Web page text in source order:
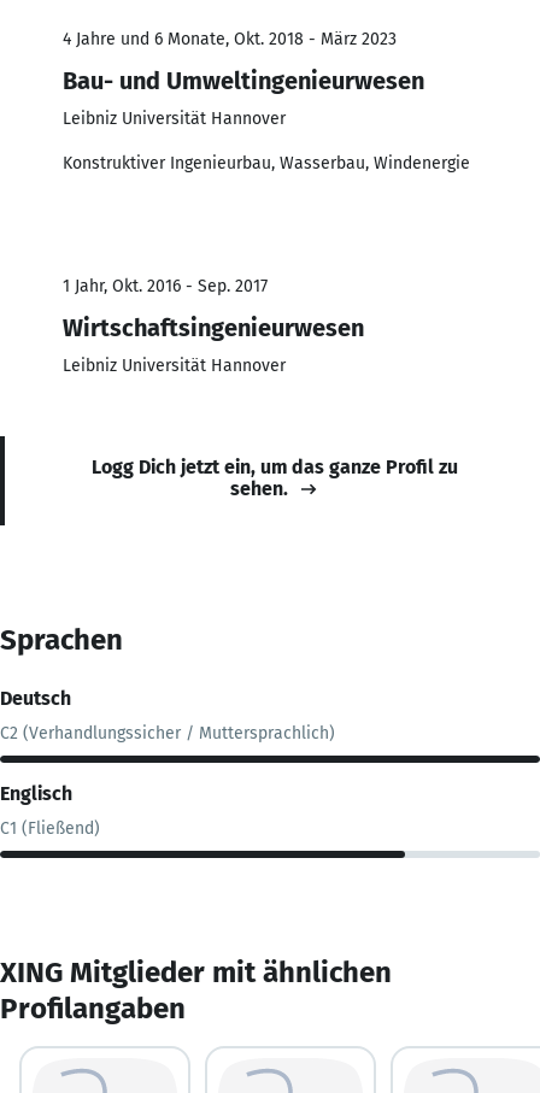
4 Jahre und 6 Monate, Okt. 2018 - März 2023
Bau- und Umweltingenieurwesen
Leibniz Universität Hannover
Konstruktiver Ingenieurbau, Wasserbau, Windenergie
1 Jahr, Okt. 2016 - Sep. 2017
Wirtschaftsingenieurwesen
Leibniz Universität Hannover
Logg Dich jetzt ein, um das ganze Profil zu
sehen.
Sprachen
Deutsch
C2 (Verhandlungssicher / Muttersprachlich)
Englisch
C1 (Fließend)
XING Mitglieder mit ähnlichen
Profilangaben